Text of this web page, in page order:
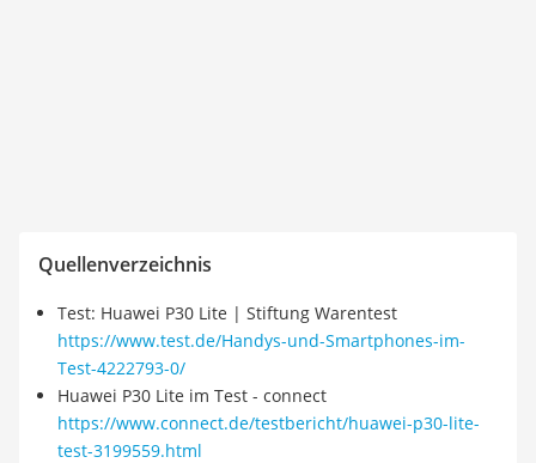
Quellenverzeichnis
Test: Huawei P30 Lite | Stiftung Warentest
https://www.test.de/Handys-und-Smartphones-im-
Test-4222793-0/
Huawei P30 Lite im Test - connect
https://www.connect.de/testbericht/huawei-p30-lite-
test-3199559.html